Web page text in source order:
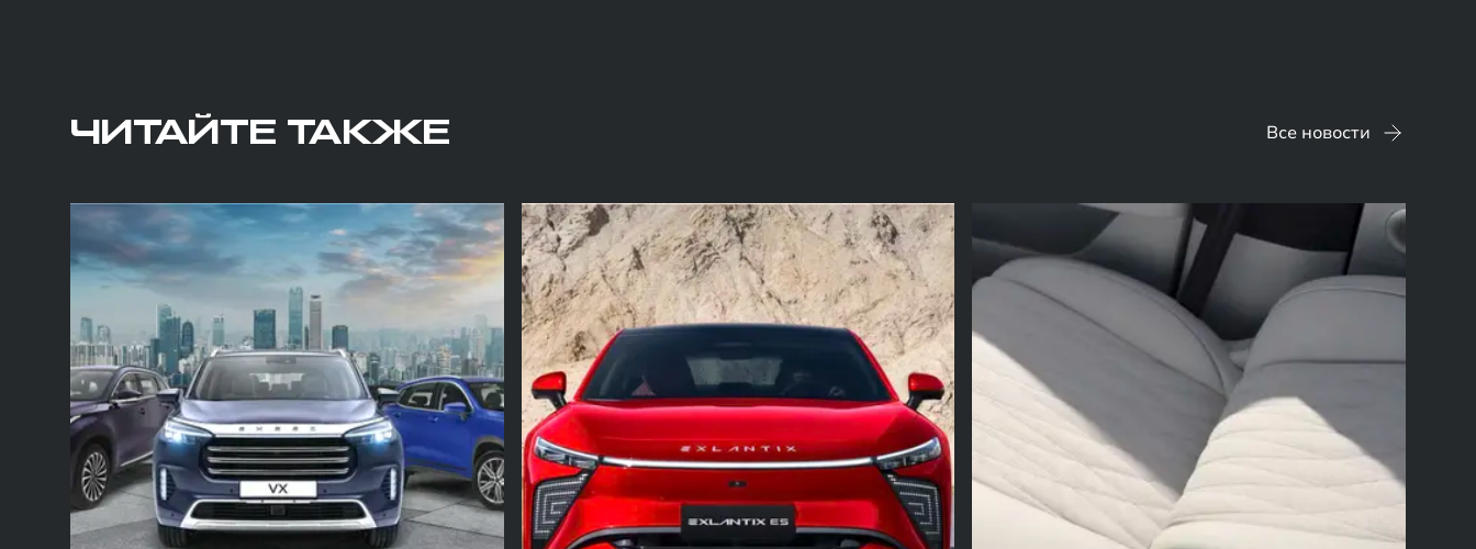
ЧИТАЙТЕ ТАКЖЕ Все новости